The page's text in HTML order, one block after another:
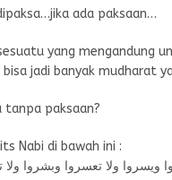
ada paksaan…
yang mengandung
jadi banyak mudharat
tanpa paksaan?
Nabi di bawah ini :
ولا تعسروا وبشروا ولا